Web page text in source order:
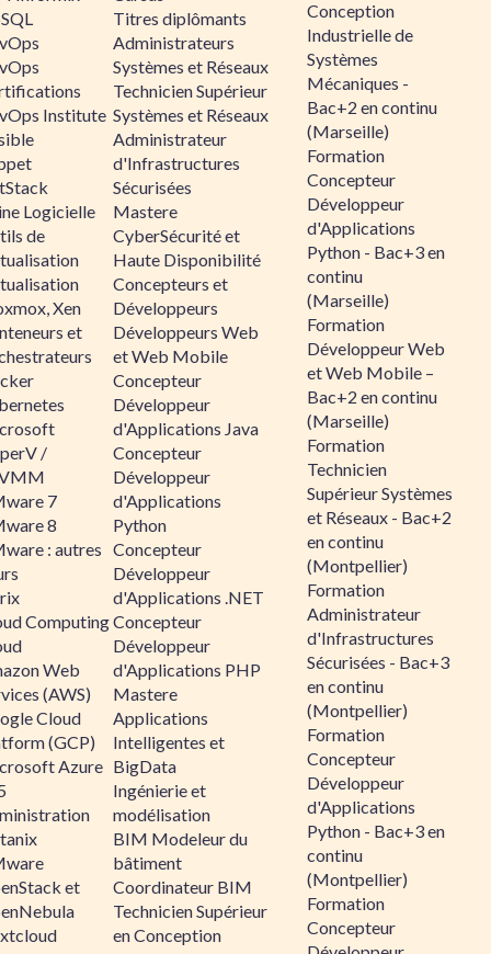
Institute
Logicielle
de
Xen
et
/
7
8
: autres
Computing
Web
(AWS)
Cloud
(GCP)
Azure
et
Titres diplômants
Administrateurs
Systèmes et Réseaux
Technicien Supérieur
Systèmes et Réseaux
Administrateur
d'Infrastructures
Sécurisées
Mastere
CyberSécurité et
Haute Disponibilité
Concepteurs et
Développeurs
Développeurs Web
et Web Mobile
Concepteur
Développeur
d'Applications Java
Concepteur
Développeur
d'Applications
Python
Concepteur
Développeur
d'Applications .NET
Concepteur
Développeur
d'Applications PHP
Mastere
Applications
Intelligentes et
BigData
Ingénierie et
modélisation
BIM Modeleur du
bâtiment
Coordinateur BIM
Technicien Supérieur
en Conception
Conception
Industrielle de
Systèmes
Mécaniques -
Bac+2 en continu
(Marseille)
Formation
Concepteur
Développeur
d'Applications
Python - Bac+3 en
continu
(Marseille)
Formation
Développeur Web
et Web Mobile –
Bac+2 en continu
(Marseille)
Formation
Technicien
Supérieur Systèmes
et Réseaux - Bac+2
en continu
(Montpellier)
Formation
Administrateur
d'Infrastructures
Sécurisées - Bac+3
en continu
(Montpellier)
Formation
Concepteur
Développeur
d'Applications
Python - Bac+3 en
continu
(Montpellier)
Formation
Concepteur